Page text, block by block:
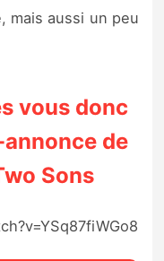
mais aussi un peu
vous donc
de
Sons